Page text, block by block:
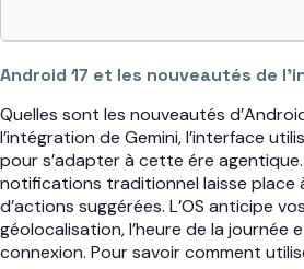
Android 17 et les nouveautés de
Quelles sont les nouveautés
l’intégration de Gemini, l’interface
pour s’adapter à cette ére
notifications traditionnel laisse place
d’actions suggérées. L’OS anticipe
géolocalisation, l’heure de la journée
connexion. Pour savoir comment